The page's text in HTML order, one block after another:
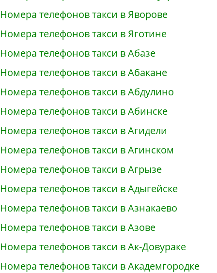
Номера телефонов такси в Яворове
Номера телефонов такси в Яготине
Номера телефонов такси в Абазе
Номера телефонов такси в Абакане
Номера телефонов такси в Абдулино
Номера телефонов такси в Абинске
Номера телефонов такси в Агидели
Номера телефонов такси в Агинском
Номера телефонов такси в Агрызе
Номера телефонов такси в Адыгейске
Номера телефонов такси в Азнакаево
Номера телефонов такси в Азове
Номера телефонов такси в Ак-Довураке
Номера телефонов такси в Академгородке